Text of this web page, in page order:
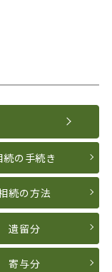
続の手続き
続の方法
遺留分
寄与分